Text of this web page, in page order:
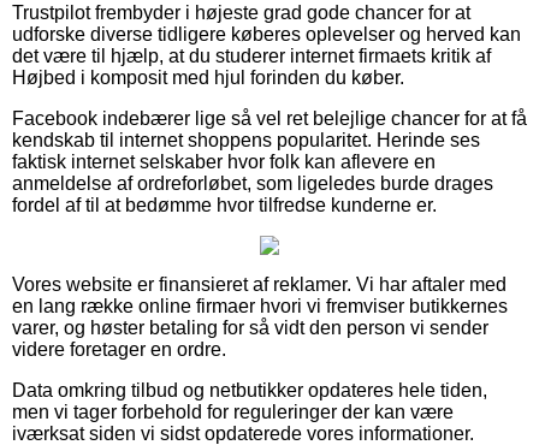
Trustpilot frembyder i højeste grad gode chancer for at
udforske diverse tidligere køberes oplevelser og herved kan
det være til hjælp, at du studerer internet firmaets kritik af
Højbed i komposit med hjul forinden du køber.
Facebook indebærer lige så vel ret belejlige chancer for at få
kendskab til internet shoppens popularitet. Herinde ses
faktisk internet selskaber hvor folk kan aflevere en
anmeldelse af ordreforløbet, som ligeledes burde drages
fordel af til at bedømme hvor tilfredse kunderne er.
Vores website er finansieret af reklamer. Vi har aftaler med
en lang række online firmaer hvori vi fremviser butikkernes
varer, og høster betaling for så vidt den person vi sender
videre foretager en ordre.
Data omkring tilbud og netbutikker opdateres hele tiden,
men vi tager forbehold for reguleringer der kan være
iværksat siden vi sidst opdaterede vores informationer.